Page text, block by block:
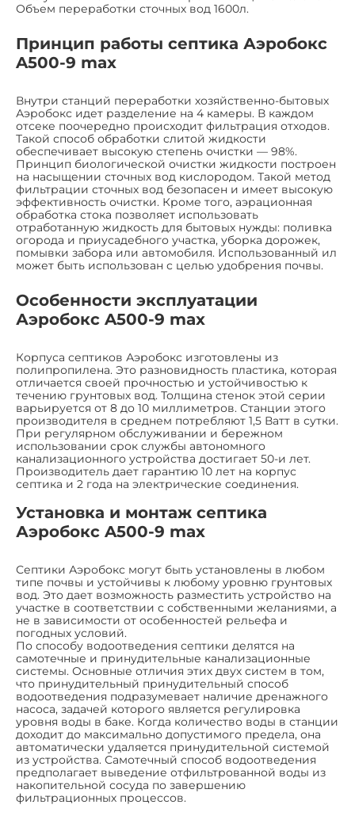
Объем переработки сточных вод 1600л.
Принцип работы септика Аэробокс
A500-9 max
Внутри станций переработки хозяйственно-бытовых
Аэробокс идет разделение на 4 камеры. В каждом
отсеке поочередно происходит фильтрация отходов.
Такой способ обработки слитой жидкости
обеспечивает высокую степень очистки — 98%.
Принцип биологической очистки жидкости построен
на насыщении сточных вод кислородом. Такой метод
фильтрации сточных вод безопасен и имеет высокую
эффективность очистки. Кроме того, аэрационная
обработка стока позволяет использовать
отработанную жидкость для бытовых нужды: поливка
огорода и приусадебного участка, уборка дорожек,
помывки забора или автомобиля. Использованный ил
может быть использован с целью удобрения почвы.
Особенности эксплуатации
Аэробокс A500-9 max
Корпуса септиков Аэробокс изготовлены из
полипропилена. Это разновидность пластика, которая
отличается своей прочностью и устойчивостью к
течению грунтовых вод. Толщина стенок этой серии
варьируется от 8 до 10 миллиметров. Станции этого
производителя в среднем потребляют 1,5 Ватт в сутки.
При регулярном обслуживании и бережном
использовании срок службы автономного
канализационного устройства достигает 50-и лет.
Производитель дает гарантию 10 лет на корпус
септика и 2 года на электрические соединения.
Установка и монтаж септика
Аэробокс A500-9 max
Септики Аэробокс могут быть установлены в любом
типе почвы и устойчивы к любому уровню грунтовых
вод. Это дает возможность разместить устройство на
участке в соответствии с собственными желаниями, а
не в зависимости от особенностей рельефа и
погодных условий.
По способу водоотведения септики делятся на
самотечные и принудительные канализационные
системы. Основные отличия этих двух систем в том,
что принудительный принудительный способ
водоотведения подразумевает наличие дренажного
насоса, задачей которого является регулировка
уровня воды в баке. Когда количество воды в станции
доходит до максимально допустимого предела, она
автоматически удаляется принудительной системой
из устройства. Самотечный способ водоотведения
предполагает выведение отфильтрованной воды из
накопительной сосуда по завершению
фильтрационных процессов.